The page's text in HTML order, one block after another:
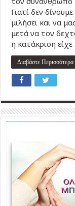
Γιατί δεν
μιλήσει και να
μετά να τον
η κατάκριση
Διαβάστε Περισσότερα